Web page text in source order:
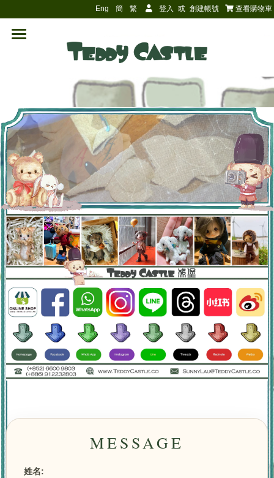
查看購物車
登入 或 創建帳號
Eng 簡 繁
姓名: